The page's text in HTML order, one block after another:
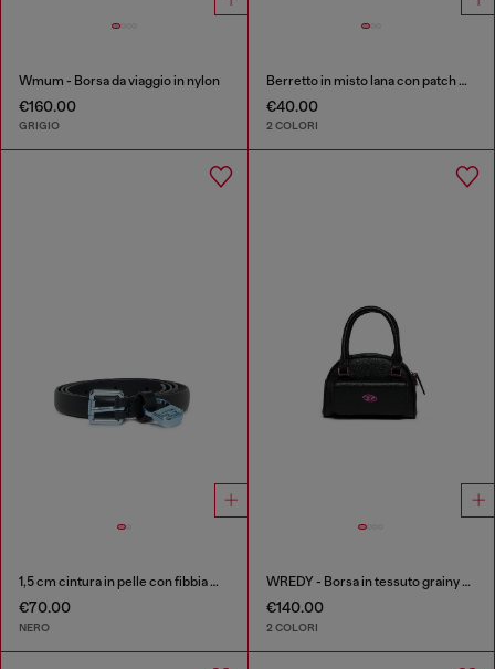
Wmum - Borsa da viaggio in nylon
€160.00
GRIGIO
Berretto in misto lana con patch D logo
€40.00
2 COLORI
1,5 cm cintura in pelle con fibbia metallica e charm
€70.00
NERO
WREDY - Borsa in tessuto grainy coated
€140.00
2 COLORI